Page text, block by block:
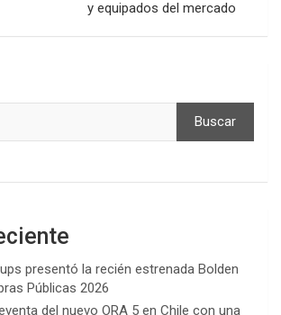
y equipados del mercado
Buscar
presentó la recién estrenada Bolden
Públicas 2026
del nuevo ORA 5 en Chile con una